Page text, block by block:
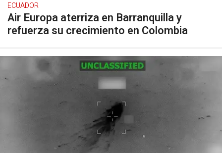
ECUADOR
Air Europa aterriza en Barranquilla y
refuerza su crecimiento en Colombia